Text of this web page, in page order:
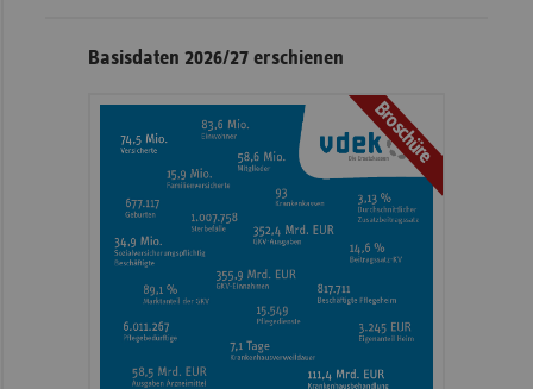
Basisdaten 2026/27 erschienen
Broschüre